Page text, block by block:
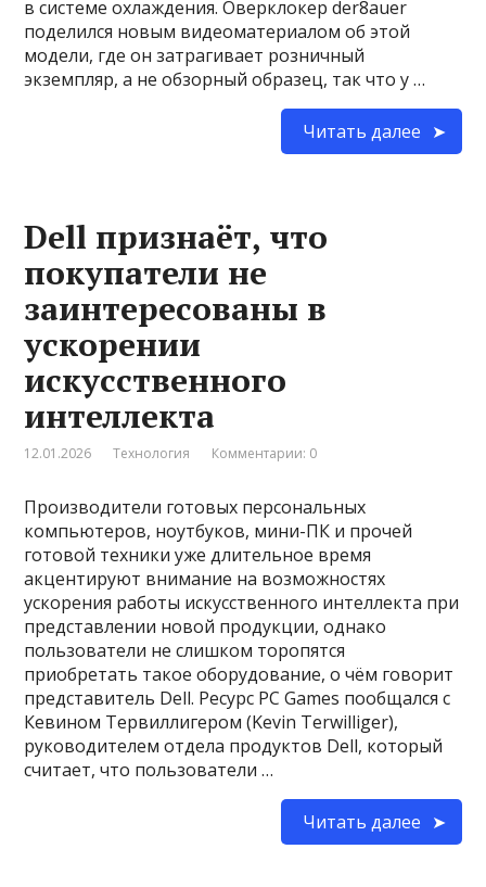
в системе охлаждения. Оверклокер der8auer
поделился новым видеоматериалом об этой
модели, где он затрагивает розничный
экземпляр, а не обзорный образец, так что у …
Читать далее
Dell признаёт, что
покупатели не
заинтересованы в
ускорении
искусственного
интеллекта
12.01.2026 Технология Комментарии: 0
Производители готовых персональных
компьютеров, ноутбуков, мини-ПК и прочей
готовой техники уже длительное время
акцентируют внимание на возможностях
ускорения работы искусственного интеллекта при
представлении новой продукции, однако
пользователи не слишком торопятся
приобретать такое оборудование, о чём говорит
представитель Dell. Ресурс PC Games пообщался с
Кевином Тервиллигером (Kevin Terwilliger),
руководителем отдела продуктов Dell, который
считает, что пользователи …
Читать далее